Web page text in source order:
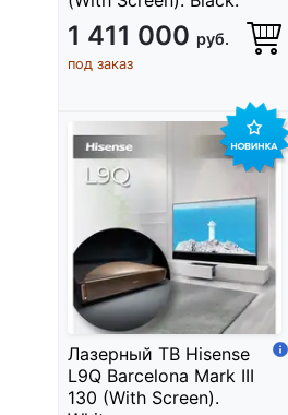
1 411 000 руб.
под заказ
Лазерный ТВ Hisense
L9Q Barcelona Mark III
130 (With Screen).